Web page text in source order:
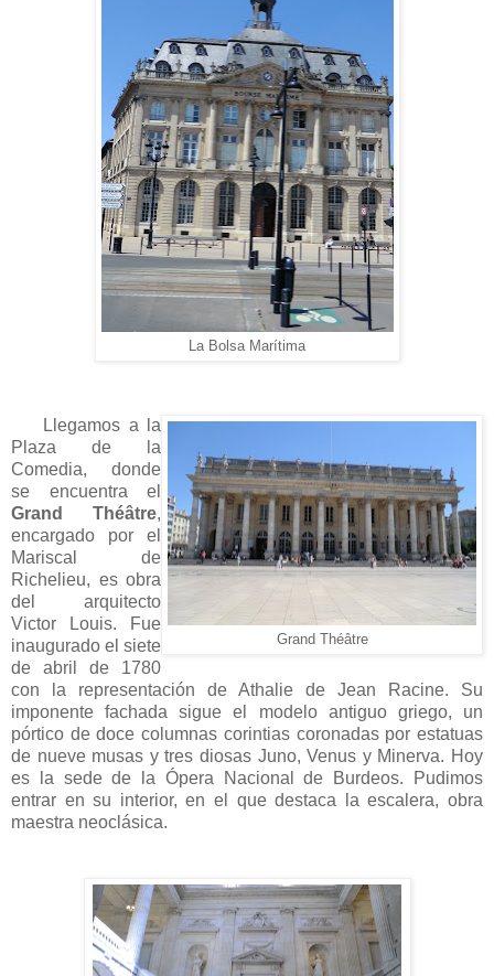
La Bolsa Marítima
Grand Théâtre
Llegamos a la
Plaza de la
Comedia, donde
se encuentra el
Grand Théâtre,
encargado por el
Mariscal de
Richelieu, es obra
del arquitecto
Victor Louis. Fue
inaugurado el siete
de abril de 1780
con la representación de Athalie de Jean Racine. Su
imponente fachada sigue el modelo antiguo griego, un
pórtico de doce columnas corintias coronadas por estatuas
de nueve musas y tres diosas Juno, Venus y Minerva. Hoy
es la sede de la Ópera Nacional de Burdeos. Pudimos
entrar en su interior, en el que destaca la escalera, obra
maestra neoclásica.